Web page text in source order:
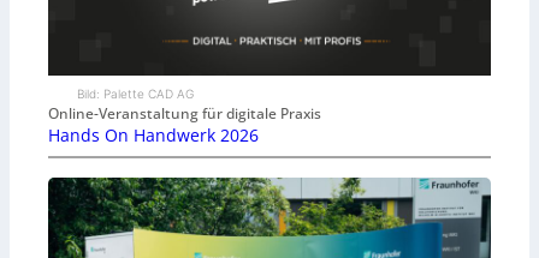
Bild: Palette CAD AG
Online-Veranstaltung für digitale Praxis
Hands On Handwerk 2026